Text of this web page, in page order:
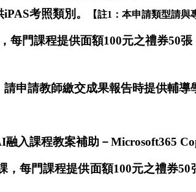
iPAS考照類別。 【註1 ：本申請類型請與
每門課程提供面額100元之禮券50張
申請教師繳交成果報告時提供輔導
融入課程教案補助－Microsoft365
，每門課程提供面額100元之禮券50